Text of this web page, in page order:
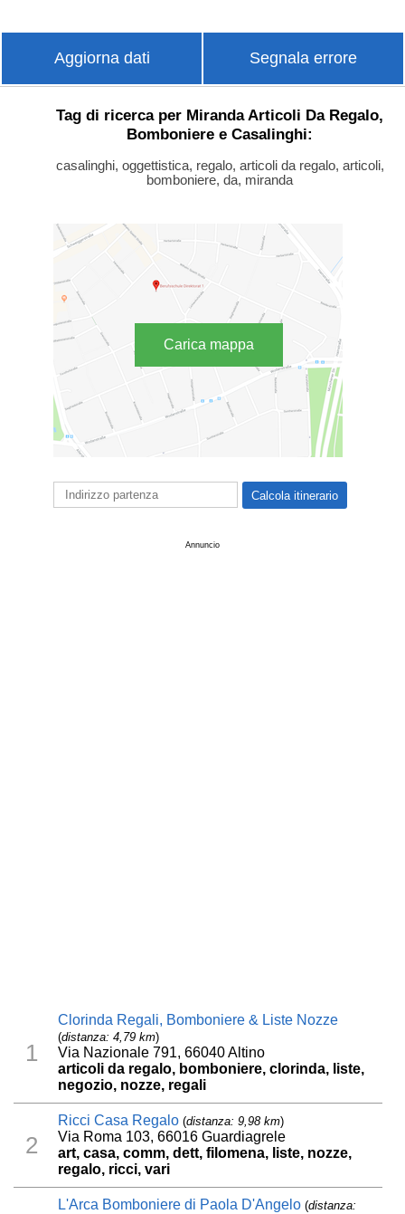
Aggiorna dati Segnala errore
Tag di ricerca per Miranda Articoli Da Regalo,
Bomboniere e Casalinghi:
casalinghi, oggettistica, regalo, articoli da regalo, articoli,
bomboniere, da, miranda
Carica mappa
Annuncio
1
Clorinda Regali, Bomboniere & Liste Nozze
(distanza: 4,79 km)
Via Nazionale 791, 66040 Altino
articoli da regalo, bomboniere, clorinda, liste,
negozio, nozze, regali
2
Ricci Casa Regalo (distanza: 9,98 km)
Via Roma 103, 66016 Guardiagrele
art, casa, comm, dett, filomena, liste, nozze,
regalo, ricci, vari
L'Arca Bomboniere di Paola D'Angelo (distanza: